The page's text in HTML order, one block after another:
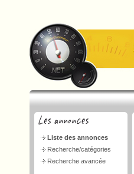
Liste des annonces
Recherche/catégories
Recherche avancée